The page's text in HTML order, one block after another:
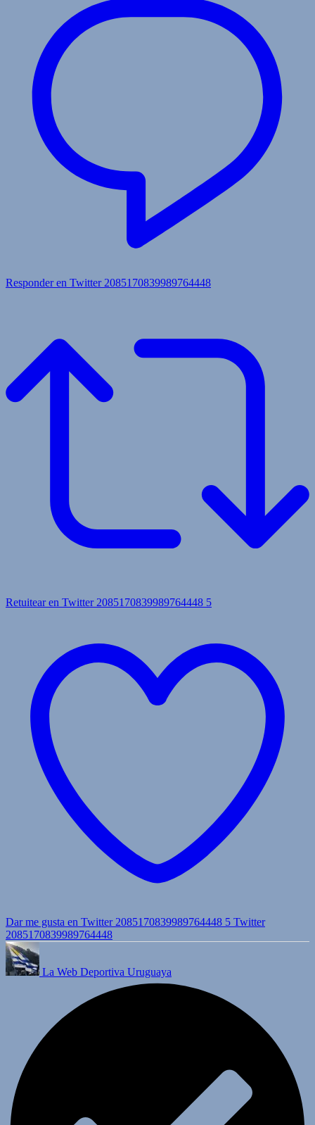
Responder en Twitter 2085170839989764448
Retuitear en Twitter 2085170839989764448 5
Dar me gusta en Twitter 2085170839989764448 5 Twitter
2085170839989764448
La Web Deportiva Uruguaya